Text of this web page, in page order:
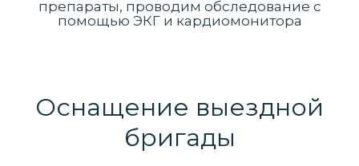
препараты, проводим обследование с
помощью ЭКГ и кардиомонитора
Оснащение выездной
бригады